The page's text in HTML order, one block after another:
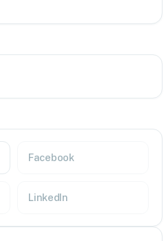
Facebook
LinkedIn